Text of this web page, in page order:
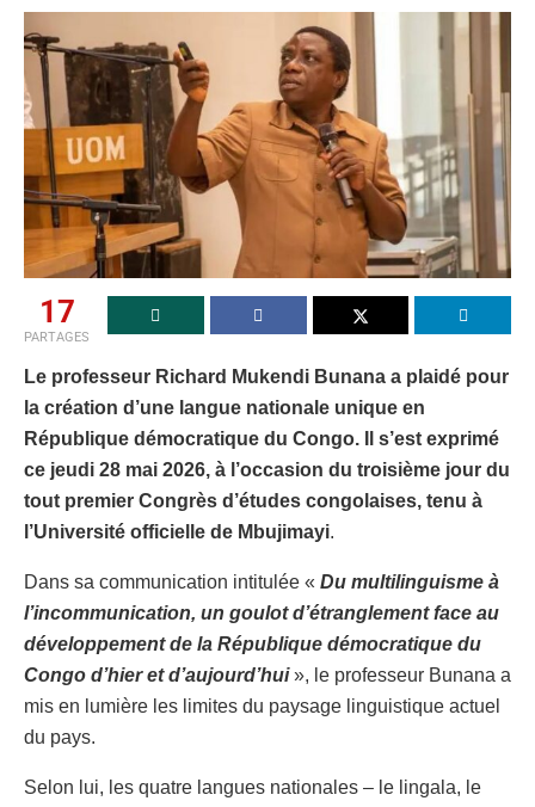
17
PARTAGES
Le professeur Richard Mukendi Bunana a plaidé pour
la création d’une langue nationale unique en
République démocratique du Congo. Il s’est exprimé
ce jeudi 28 mai 2026, à l’occasion du troisième jour du
tout premier Congrès d’études congolaises, tenu à
l’Université officielle de Mbujimayi.
Dans sa communication intitulée « Du multilinguisme à
l’incommunication, un goulot d’étranglement face au
développement de la République démocratique du
Congo d’hier et d’aujourd’hui », le professeur Bunana a
mis en lumière les limites du paysage linguistique actuel
du pays.
Selon lui, les quatre langues nationales – le lingala, le